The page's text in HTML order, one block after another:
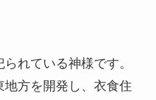
れている神様です。
方を開発し、衣食住